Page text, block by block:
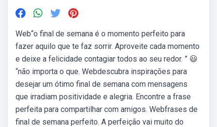
Web“o final de semana é o momento perfeito para
fazer aquilo que te faz sorrir. Aproveite cada momento
e deixe a felicidade contagiar todos ao seu redor. ” 😃
“não importa o que. Webdescubra inspirações para
desejar um ótimo final de semana com mensagens
que irradiam positividade e alegria. Encontre a frase
perfeita para compartilhar com amigos. Webfrases de
final de semana perfeito. A perfeição vai muito do